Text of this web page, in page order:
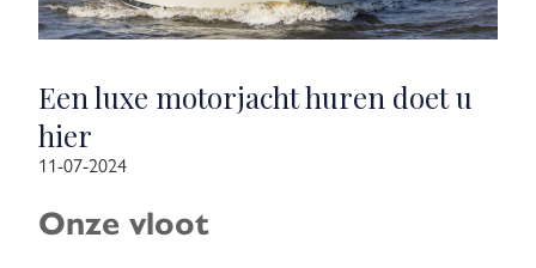
Een luxe motorjacht huren doet u
hier
11-07-2024
Onze vloot